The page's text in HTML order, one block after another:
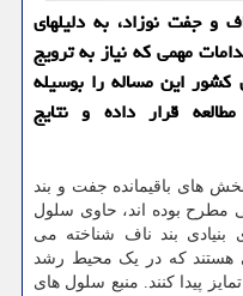
و جفت نوزاد، به دلیلهای
مهمی که نیاز به ترویج
این مساله را بوسیله
قرار داده و نتایج
های باقیمانده جفت و بند
مطرح بوده اند، حاوی سلول
بند ناف شناخته می
هستند که در یک محیط رشد
پیدا کنند. منبع سلول های